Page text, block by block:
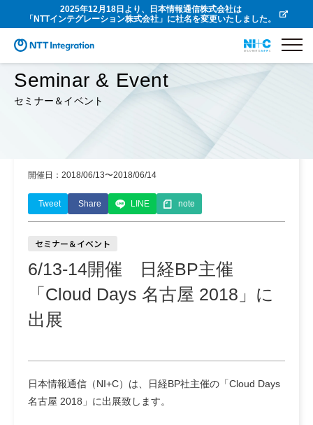
2025年12月18日より、日本情報通信株式会社は
「NTTインテグレーション株式会社」に社名を変更いたしました。
Seminar & Event
セミナー＆イベント
開催日：2018/06/13〜2018/06/14
Tweet Share LINE note
セミナー＆イベント
6/13-14開催 日経BP主催
「Cloud Days 名古屋 2018」に
出展
日本情報通信（NI+C）は、日経BP社主催の「Cloud Days
名古屋 2018」に出展致します。